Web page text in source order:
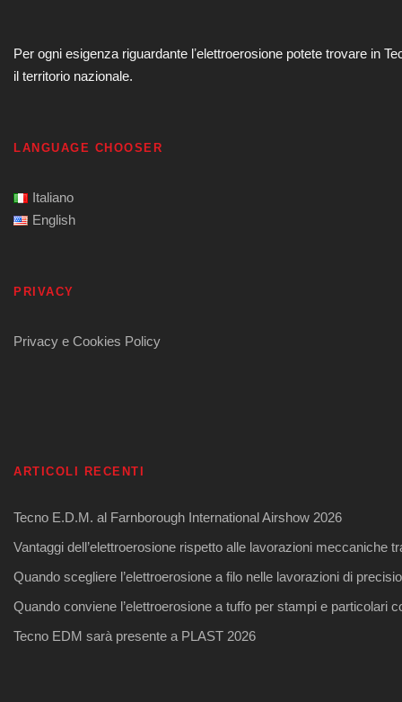
Per ogni esigenza riguardante lʼelettroerosione potete trovare in
il territorio nazionale.
LANGUAGE CHOOSER
Italiano
English
PRIVACY
Privacy e Cookies Policy
ARTICOLI RECENTI
Tecno E.D.M. al Farnborough International Airshow 2026
Vantaggi dell’elettroerosione rispetto alle lavorazioni meccaniche
Quando scegliere l’elettroerosione a filo nelle lavorazioni di
Quando conviene l’elettroerosione a tuffo per stampi e particolari
Tecno EDM sarà presente a PLAST 2026